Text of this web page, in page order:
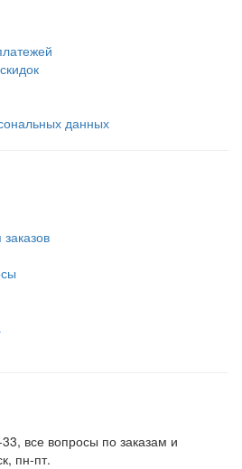
данных
все вопросы по заказам и
пн-пт.